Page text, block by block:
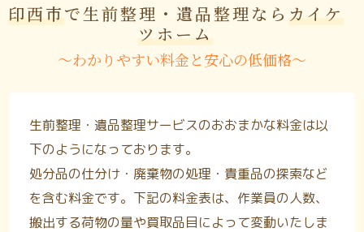
印西市で生前整理・遺品整理なら カイケ
ツホーム
〜わかりやすい料金と安心の低価格〜
生前整理・遺品整理サービスのおおまかな料金は以
下のようになっております。
処分品の仕分け・廃棄物の処理・貴重品の探索など
を含む料金です。下記の料金表は、作業員の人数、
搬出する荷物の量や買取品目によって変動いたしま